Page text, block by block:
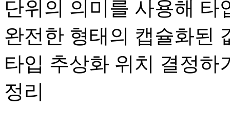
단위의 의미를 사용해 타
완전한 형태의 캡슐화된
타입 추상화 위치 결정하
정리